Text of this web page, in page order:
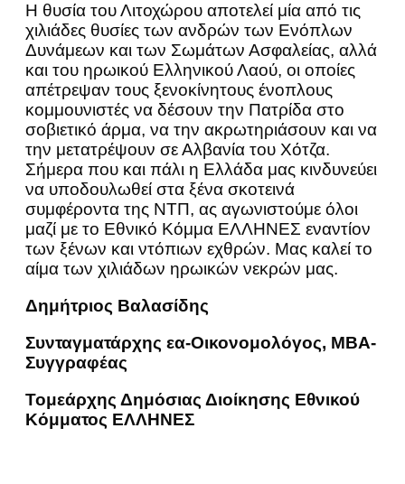
Η θυσία του Λιτοχώρου αποτελεί μία από τις
χιλιάδες θυσίες των ανδρών των Ενόπλων
Δυνάμεων και των Σωμάτων Ασφαλείας, αλλά
και του ηρωικού Ελληνικού Λαού, οι οποίες
απέτρεψαν τους ξενοκίνητους ένοπλους
κομμουνιστές να δέσουν την Πατρίδα στο
σοβιετικό άρμα, να την ακρωτηριάσουν και να
την μετατρέψουν σε Αλβανία του Χότζα.
Σήμερα που και πάλι η Ελλάδα μας κινδυνεύει
να υποδουλωθεί στα ξένα σκοτεινά
συμφέροντα της ΝΤΠ, ας αγωνιστούμε όλοι
μαζί με το Εθνικό Κόμμα ΕΛΛΗΝΕΣ εναντίον
των ξένων και ντόπιων εχθρών. Μας καλεί το
αίμα των χιλιάδων ηρωικών νεκρών μας.
Δημήτριος Βαλασίδης
Συνταγματάρχης εα-Οικονομολόγος, ΜΒΑ-
Συγγραφέας
Τομεάρχης Δημόσιας Διοίκησης Εθνικού
Κόμματος ΕΛΛΗΝΕΣ